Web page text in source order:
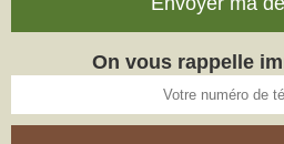
On vous rappelle